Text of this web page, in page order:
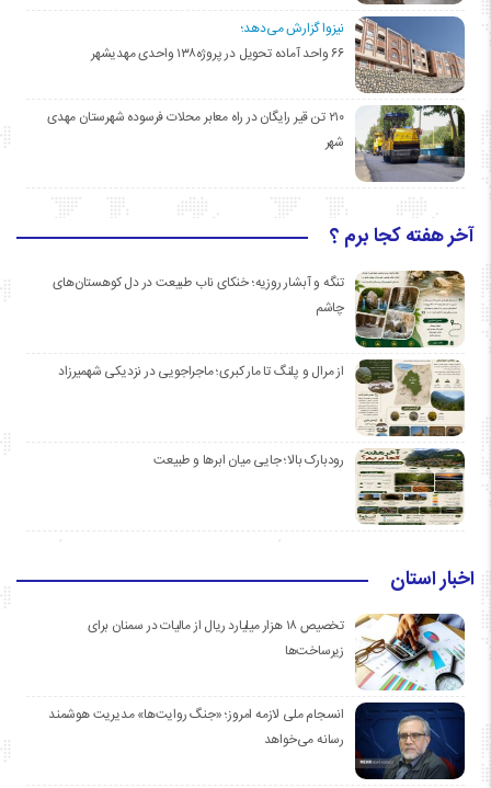
نیزوا گزارش می‌دهد؛
۶۶ واحد آماده تحویل در پروژه۱۳۸ واحدی مهدیشهر
۲۱۰ تن قیر رایگان در راه معابر محلات فرسوده شهرستان مهدی
شهر
آخر هفته کجا برم ؟
تنگه و آبشار روزیه؛ خنکای ناب طبیعت در دل کوهستان‌های
چاشم
از مرال و پلنگ تا مار کبری؛ ماجراجویی در نزدیکی شهمیرزاد
رودبارک بالا؛ جایی میان ابرها و طبیعت
اخبار استان
تخصیص ۱۸ هزار میلیارد ریال از مالیات در سمنان برای
زیرساخت‌ها
انسجام ملی لازمه امروز؛ «جنگ روایت‌ها» مدیریت هوشمند
رسانه می‌خواهد